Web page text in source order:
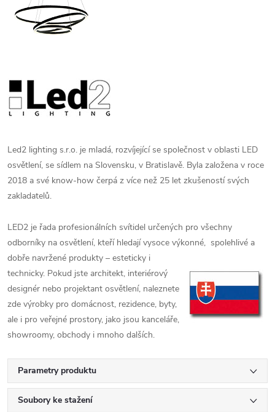
Led2 lighting s.r.o. je mladá, rozvíjející se společnost v oblasti LED
osvětlení, se sídlem na Slovensku, v Bratislavě. Byla založena v roce
2018 a své know-how čerpá z více než 25 let zkušeností svých
zakladatelů.
LED2 je řada profesionálních svítidel určených pro všechny
odborníky na osvětlení, kteří hledají vysoce výkonné, spolehlivé a
dobře navržené produkty – esteticky i
technicky. Pokud jste architekt, interiérový
designér nebo projektant osvětlení, naleznete
zde výrobky pro domácnost, rezidence, byty,
ale i pro veřejné prostory, jako jsou kanceláře,
showroomy, obchody i mnoho dalších.
Parametry produktu
Soubory ke stažení